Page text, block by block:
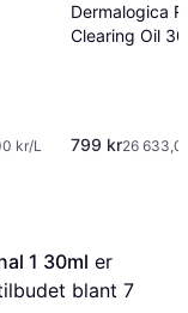
kr/L
Dermalogica
Clearing Oil
799 kr26
1 30ml
blant 7